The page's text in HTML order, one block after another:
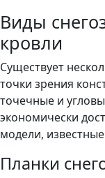
Виды
кровли
Существует
точки зрения
точечные и
экономически
модели,
Планки